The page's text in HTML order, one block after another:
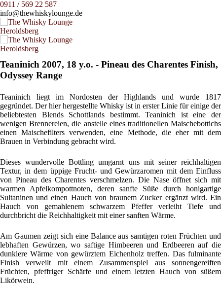
0911 / 569 22 587
info@thewhiskylounge.de
Teaninich 2007, 18 y.o. - Pineau des Charentes Finish,
Odyssey Range
Teaninich liegt im Nordosten der Highlands und wurde 1817
gegründet. Der hier hergestellte Whisky ist in erster Linie für einige der
beliebtesten Blends Schottlands bestimmt. Teaninich ist eine der
wenigen Brennereien, die anstelle eines traditionellen Maischebottichs
einen Maischefilters verwenden, eine Methode, die eher mit dem
Brauen in Verbindung gebracht wird.
Dieses wundervolle Bottling umgarnt uns mit seiner reichhaltigen
Textur, in dem üppige Frucht- und Gewürzaromen mit dem Einfluss
von Pineau des Charentes verschmelzen. Die Nase öffnet sich mit
warmen Apfelkompottnoten, deren sanfte Süße durch honigartige
Sultaninen und einen Hauch von braunem Zucker ergänzt wird. Ein
Hauch von gemahlenem schwarzem Pfeffer verleiht Tiefe und
durchbricht die Reichhaltigkeit mit einer sanften Wärme.
Am Gaumen zeigt sich eine Balance aus samtigen roten Früchten und
lebhaften Gewürzen, wo saftige Himbeeren und Erdbeeren auf die
dunklere Wärme von gewürztem Eichenholz treffen. Das fulminante
Finish verweilt mit einem Zusammenspiel aus sonnengereiften
Früchten, pfeffriger Schärfe und einem letzten Hauch von süßem
Likörwein.